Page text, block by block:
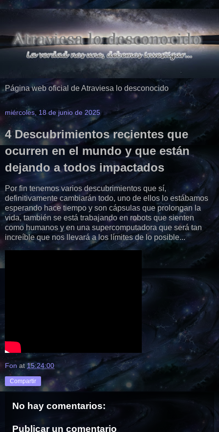
Página web oficial de Atraviesa lo desconocido
miércoles, 18 de junio de 2025
4 Descubrimientos recientes que
ocurren en el mundo y que están
dejando a todos impactados
Por fin tenemos varios descubrimientos que sí,
definitivamente cambiarán todo, uno de ellos lo estábamos
esperando hace tiempo y son cápsulas que prolongan la
vida, también se está trabajando en robots que sienten
como humanos y en una supercomputadora que será tan
increíble que nos llevará a los límites de lo posible...
Fon at 15:24:00
Compartir
No hay comentarios:
Publicar un comentario